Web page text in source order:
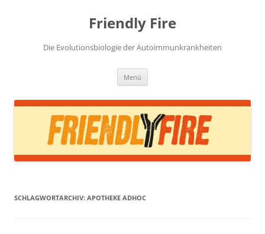
Friendly Fire
Die Evolutionsbiologie der Autoimmunkrankheiten
Menü
SCHLAGWORTARCHIV: APOTHEKE ADHOC